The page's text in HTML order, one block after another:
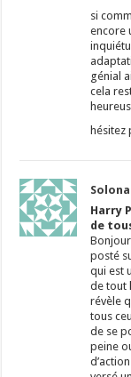
si
encore
génial
cela
Solona
Harry
de
posté
qui est
de tout
révèle
tous
de se
peine